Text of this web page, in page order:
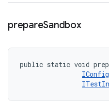
prepareSandbox
public static void